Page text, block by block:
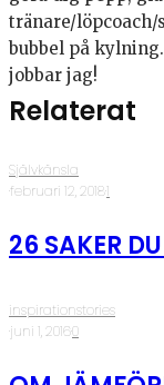
tränare/
bubbel på
jobbar jag!
Relaterat
Självkänsla
·februari 12, 2018·1
26 SAKER
inspirationstories
·juni 1, 2016·0